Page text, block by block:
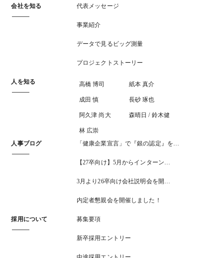
会社を知る 代表メッセージ
事業紹介
データで見るビッグ測量
プロジェクトストーリー
人を知る 高橋 博司 紙本 真介
成田 慎 長砂 琢也
阿久津 尚大 森晴日 / 鈴木健
林 広崇
人事ブログ
「健康企業宣言」で『銀の認定』を…
【27卒向け】5月からインターン…
3月より26卒向け会社説明会を開…
内定者懇親会を開催しました！
採用について 募集要項
新卒採用エントリー